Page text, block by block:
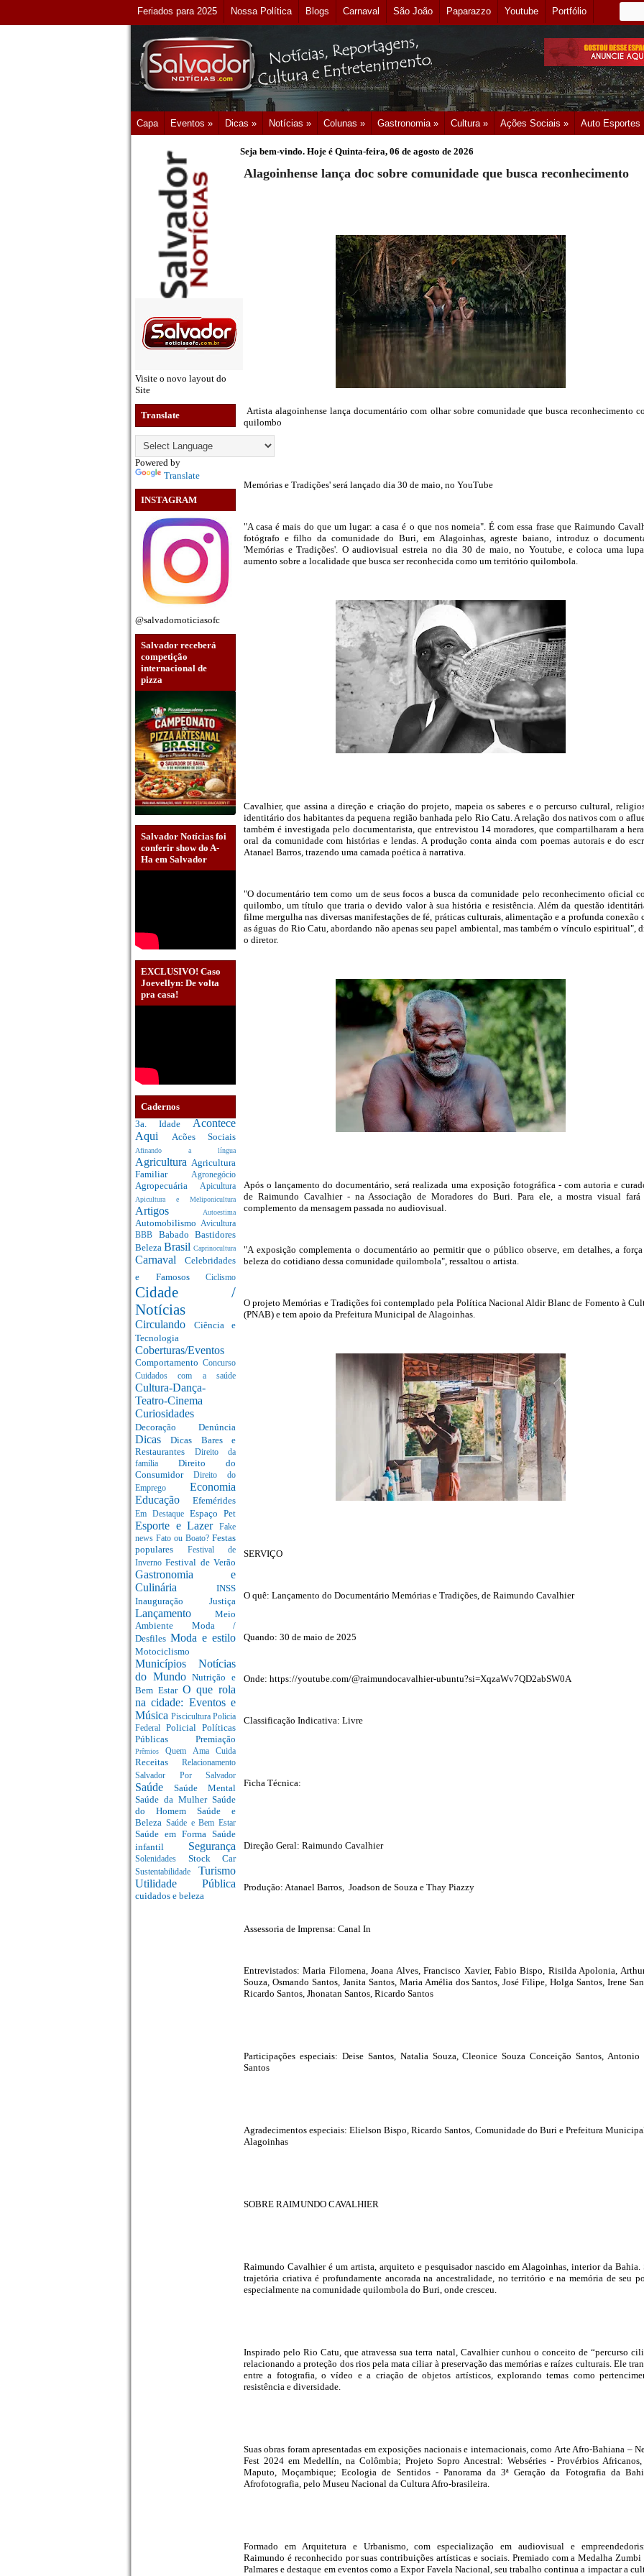
Feriados para 2025 Nossa Política Blogs Carnaval São João Paparazzo Youtube Portfólio
Capa Eventos » Dicas » Notícias » Colunas » Gastronomia » Cultura » Ações Sociais » Auto Esportes
Visite o novo layout do
Site
Translate
Powered by
Translate
INSTAGRAM
@salvadornoticiasofc
Salvador receberá
competição
internacional de
pizza
Salvador Notícias foi
conferir show do A-
Ha em Salvador
EXCLUSIVO! Caso
Joevellyn: De volta
pra casa!
Cadernos
3a. Idade Acontece
Aqui Acões Sociais
Afinando a língua
Agricultura Agricultura
Familiar Agronegócio
Agropecuária Apicultura
Apicultura e Meliponicultura
Artigos Autoestima
Automobilismo Avicultura
BBB Babado Bastidores
Beleza Brasil Caprinocultura
Carnaval Celebridades
e Famosos Ciclismo
Cidade /
Notícias
Circulando Ciência e
Tecnologia
Coberturas/Eventos
Comportamento Concurso
Cuidados com a saúde
Cultura-Dança-
Teatro-Cinema
Curiosidades
Decoração Denúncia
DicasDicas Bares e
Restaurantes
Direito da
família Direito do
Consumidor Direito do
Emprego Economia
Educação Efemérides
Em Destaque Espaço Pet
Esporte e Lazer
Fake
news Fato ou Boato? Festas
populares
Festival de
InvernoFestival de Verão
Gastronomia e
Culinária INSS
Inauguração Justiça
Lançamento Meio
Ambiente Moda /
Desfiles Moda e estilo
Motociclismo
Municípios Notícias
do MundoNutrição e
Bem Estar O que rola
na cidade: Eventos e
Música Piscicultura Policia
Federal Policial Políticas
Públicas Premiação
PrêmiosQuem Ama Cuida
Receitas Relacionamento
Salvador Por Salvador
Saúde Saúde Mental
Saúde da Mulher Saúde
do Homem Saúde e
Beleza Saúde e Bem Estar
Saúde em Forma Saúde
infantil Segurança
Solenidades Stock Car
Sustentabilidade Turismo
Utilidade Pública
cuidados e beleza
Seja bem-vindo. Hoje é Quinta-feira, 06 de agosto de 2026
Alagoinhense lança doc sobre comunidade que busca reconhecimento
Artista alagoinhense lança documentário com olhar sobre comunidade que busca reconhecimento
quilombo
Memórias e Tradições' será lançado dia 30 de maio, no YouTube
"A casa é mais do que um lugar: a casa é o que nos nomeia". É com essa frase que Raimundo
fotógrafo e filho da comunidade do Buri, em Alagoinhas, agreste baiano, introduz o
'Memórias e Tradições'. O audiovisual estreia no dia 30 de maio, no Youtube, e coloca uma
aumento sobre a localidade que busca ser reconhecida como um território quilombola.
Cavalhier, que assina a direção e criação do projeto, mapeia os saberes e o percurso cultural,
identitário dos habitantes da pequena região banhada pelo Rio Catu. A relação dos nativos com o
também é investigada pelo documentarista, que entrevistou 14 moradores, que compartilharam a
oral da comunidade com histórias e lendas. A produção conta ainda com poemas autorais e do
Atanael Barros, trazendo uma camada poética à narrativa.
"O documentário tem como um de seus focos a busca da comunidade pelo reconhecimento oficial
quilombo, um título que traria o devido valor à sua história e resistência. Além da questão
filme mergulha nas diversas manifestações de fé, práticas culturais, alimentação e a profunda conexão
as águas do Rio Catu, abordando não apenas seu papel ambiental, mas também o vínculo espiritual",
o diretor.
Após o lançamento do documentário, será realizada uma exposição fotográfica - com autoria e
de Raimundo Cavalhier - na Associação de Moradores do Buri. Para ele, a mostra visual fará
complemento da mensagem passada no audiovisual.
"A exposição complementa o documentário ao permitir que o público observe, em detalhes, a
beleza do cotidiano dessa comunidade quilombola", ressaltou o artista.
O projeto Memórias e Tradições foi contemplado pela Política Nacional Aldir Blanc de Fomento à
(PNAB) e tem apoio da Prefeitura Municipal de Alagoinhas.
SERVIÇO
O quê: Lançamento do Documentário Memórias e Tradições, de Raimundo Cavalhier
Quando: 30 de maio de 2025
Onde: https://youtube.com/@raimundocavalhier-ubuntu?si=XqzaWv7QD2abSW0A
Classificação Indicativa: Livre
Ficha Técnica:
Direção Geral: Raimundo Cavalhier
Produção: Atanael Barros, Joadson de Souza e Thay Piazzy
Assessoria de Imprensa: Canal In
Entrevistados: Maria Filomena, Joana Alves, Francisco Xavier, Fabio Bispo, Risilda Apolonia,
Souza, Osmando Santos, Janita Santos, Maria Amélia dos Santos, José Filipe, Holga Santos, Irene
Ricardo Santos, Jhonatan Santos, Ricardo Santos
Participações especiais: Deise Santos, Natalia Souza, Cleonice Souza Conceição Santos, Antonio
Santos
Agradecimentos especiais: Elielson Bispo, Ricardo Santos, Comunidade do Buri e Prefeitura
Alagoinhas
SOBRE RAIMUNDO CAVALHIER
Raimundo Cavalhier é um artista, arquiteto e pesquisador nascido em Alagoinhas, interior da Bahia.
trajetória criativa é profundamente ancorada na ancestralidade, no território e na memória de seu
especialmente na comunidade quilombola do Buri, onde cresceu.
Inspirado pelo Rio Catu, que atravessa sua terra natal, Cavalhier cunhou o conceito de “percurso
relacionando a proteção dos rios pela mata ciliar à preservação das memórias e raízes culturais. Ele
entre a fotografia, o vídeo e a criação de objetos artísticos, explorando temas como
resistência e diversidade.
Suas obras foram apresentadas em exposições nacionais e internacionais, como Arte Afro-Bahiana –
Fest 2024 em Medellín, na Colômbia; Projeto Sopro Ancestral: Webséries - Provérbios
Maputo, Moçambique; Ecologia de Sentidos - Panorama da 3ª Geração da Fotografia da
Afrofotografia, pelo Museu Nacional da Cultura Afro-brasileira.
Formado em Arquitetura e Urbanismo, com especialização em audiovisual e
Raimundo é reconhecido por suas contribuições artísticas e sociais. Premiado com a Medalha Zumbi
Palmares e destaque em eventos como a Expor Favela Nacional, seu trabalho continua a impactar a